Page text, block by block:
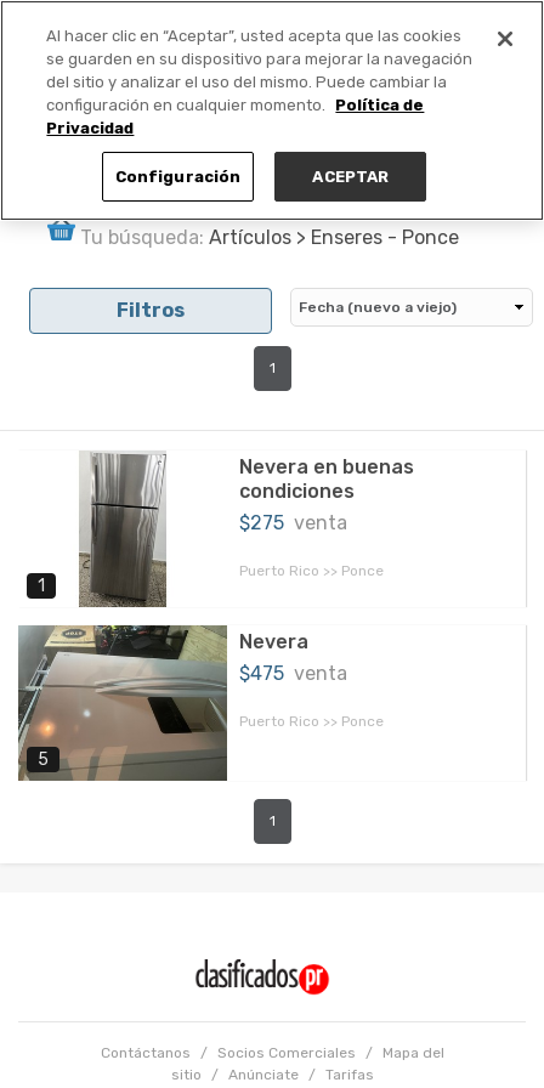
PUBLICA GRATIS +
Tu búsqueda: Artículos > Enseres - Ponce
Filtros
1
1
Nevera en buenas
condiciones
$275 venta
Puerto Rico >> Ponce
5
Nevera
$475 venta
Puerto Rico >> Ponce
1
Contáctanos / Socios Comerciales /
Mapa del
sitio
/ Anúnciate / Tarifas
Al hacer clic en “Aceptar”, usted acepta que las cookies
se guarden en su dispositivo para mejorar la navegación
del sitio y analizar el uso del mismo. Puede cambiar la
configuración en cualquier momento.
Política de
Privacidad
Configuración ACEPTAR